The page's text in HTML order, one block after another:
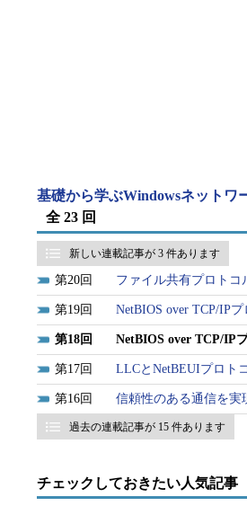
すでに何度も述べているよう
位にあるプロトコルは問わない
な方法では）インストールする
いる。
今回と次回の2回では、NBTに
サービスは、ファイル共有サー
スである。NetBIOSのサービス
TCP/IPの機能や柔軟性を生かし
用することができる。管理者に
定することができるので、無用
い。
基礎から学ぶWindowsネットワ
全 23 回
新しい連載記事が 3 件あります
20 ファイル共有プロトコ
19 NetBIOS over TCP/IPプ
18 NetBIOS over TCP/IP
17 LLCとNetBEUIプロト
16 信頼性のある通信を実
過去の連載記事が 15 件あります
チェックしておきたい人気記事